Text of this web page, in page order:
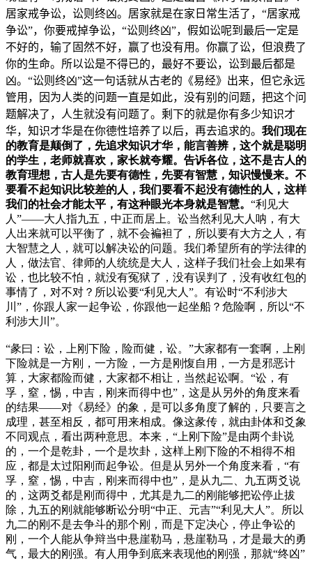
居家戒争讼，讼则终凶。居家就是在家日常生活了，“居家戒
争讼”，你要戒掉争讼，“讼则终凶”，假如讼呢到最后一定是
不好的，输了固然不好，赢了也没有用。你赢了讼，但浪费了
你的生命。所以讼是不得已的，最好不要讼，讼到最后都是
凶。“讼则终凶”这一句话就从古老的《易经》出来，但它永远
管用，因为人类的问题一直是如此，没有别的问题，把这个问
题解决了，人生就没有问题了。剩下的就是你有多少知识才
华，知识才华是在你德性培养了以后，再去追求的。 我们现在
的教育是颠倒了，先追求知识才华，能言善辨，这个就是聪明
的学生，老师就喜欢，家长就夸耀。告诉各位，这不是古人的
教育理想，古人是先要有德性，先要有智慧，知识慢慢来。不
要看不起知识比较差的人，我们要看不起没有德性的人，这样
我们的社会才能太平，有这种眼光本身就是智慧。 “利见大
人”——大人指九五，中正而居上。讼当然利见大人呐，有大
人出来就可以平衡了，就不会褊袒了，所以要有大方之人，有
大智慧之人，就可以解决讼的问题。我们希望所有的学法律的
人，做法官、律师的人统统是大人，这样子我们社会上如果有
讼，也比较不怕，就没有冤狱了，没有误判了，没有收红包的
事情了，对不对？所以讼要“利见大人”。有讼时“不利涉大
川”，你跟人家一起争讼，你跟他一起坐船？危险啊，所以“不
利涉大川”。
“彖曰：讼，上刚下险，险而健，讼。”大家都有一套啊，上刚
下险就是一方刚，一方险，一方是刚愎自用，一方是邪恶计
算，大家都险而健，大家都不相让，当然起讼啊。“讼，有
孚，窒，惕，中吉，刚来而得中也”，这是从另外的角度来看
的结果——对《易经》的象，是可以多角度了解的，只要言之
成理，甚至相反，都可用来相成。像这彖传，就由卦体和爻象
不同观点，看出两种意思。本来，“上刚下险”是由两个卦说
的，一个是乾卦，一个是坎卦，这样上刚下险的不相得不相
应，都是太过阳刚而起争讼。但是从另外一个角度来看，“有
孚，窒，惕，中吉，刚来而得中也”，是从九二、九五两爻说
的，这两爻都是刚而得中，尤其是九二的刚能够把讼停止拔
除，九五的刚就能够断讼分明“中正、元吉”“利见大人”。所以
九二的刚不是去争斗的那个刚，而是下定决心，停止争讼的
刚，一个人能从争辩当中悬崖勒马，悬崖勒马，才是最大的勇
气，最大的刚强。有人用争到底来表现他的刚强，那就“终凶”